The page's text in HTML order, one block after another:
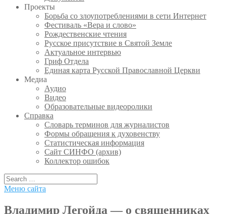
Проекты
Борьба со злоупотреблениями в сети Интернет
Фестиваль «Вера и слово»
Рождественские чтения
Русское присутствие в Святой Земле
Актуальное интервью
Гриф Отдела
Единая карта Русской Православной Церкви
Медиа
Аудио
Видео
Образовательные видеоролики
Справка
Словарь терминов для журналистов
Формы обращения к духовенству
Статистическая информация
Сайт СИНФО (архив)
Коллектор ошибок
Меню сайта
Владимир Легойда — о священниках